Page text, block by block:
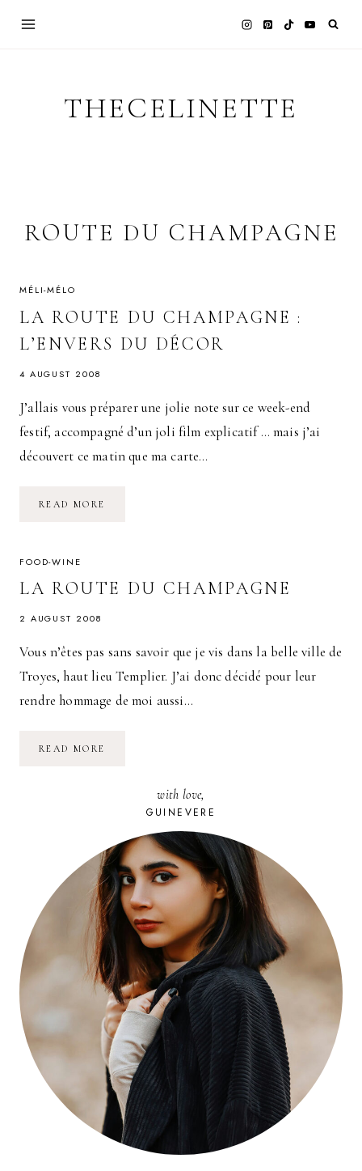
THECELINETTE
ROUTE DU CHAMPAGNE
MÉLI-MÉLO
LA ROUTE DU CHAMPAGNE :
L’ENVERS DU DÉCOR
4 AUGUST 2008
J’allais vous préparer une jolie note sur ce week-end
festif, accompagné d’un joli film explicatif … mais j’ai
découvert ce matin que ma carte…
READ MORE
DÉCOR
FOOD-WINE
LA ROUTE DU CHAMPAGNE
2 AUGUST 2008
Vous n’êtes pas sans savoir que je vis dans la belle ville de
Troyes, haut lieu Templier. J’ai donc décidé pour leur
rendre hommage de moi aussi…
READ MORE
with love,
GUINEVERE